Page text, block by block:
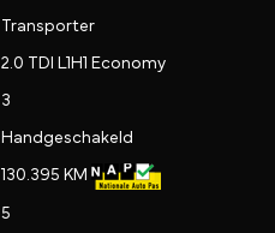
Transporter
2.0 TDI L1H1 Economy
3
Handgeschakeld
130.395 KM
5